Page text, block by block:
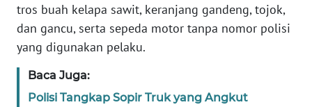
tros buah kelapa sawit, keranjang gandeng, tojok,
dan gancu, serta sepeda motor tanpa nomor polisi
yang digunakan pelaku.
Baca Juga:
Polisi Tangkap Sopir Truk yang Angkut
WN
SUMBAR
SUMSEL